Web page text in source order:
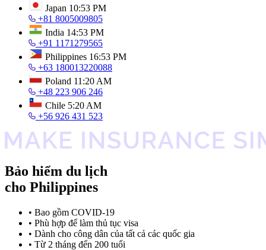
Japan 10:53 PM
+81 8005009805
India 14:53 PM
+91 1171279565
Philippines 16:53 PM
+63 180013220088
Poland 11:20 AM
+48 223 906 246
Chile 5:20 AM
+56 926 431 523
Bảo hiểm du lịch
cho Philippines
• Bao gồm COVID-19
• Phù hợp để làm thủ tục visa
• Dành cho công dân của tất cả các quốc gia
• Từ 2 tháng đến 200 tuổi